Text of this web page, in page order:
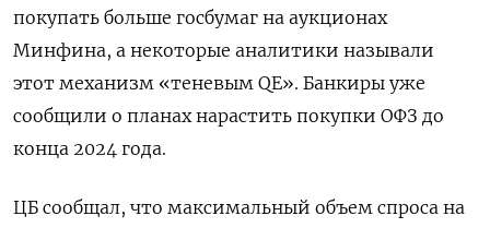
покупать больше госбумаг на аукционах
Минфина, а некоторые аналитики называли
этот механизм «теневым QE». Банкиры уже
сообщили о планах нарастить покупки ОФЗ до
конца 2024 года.
ЦБ сообщал, что максимальный объем спроса на